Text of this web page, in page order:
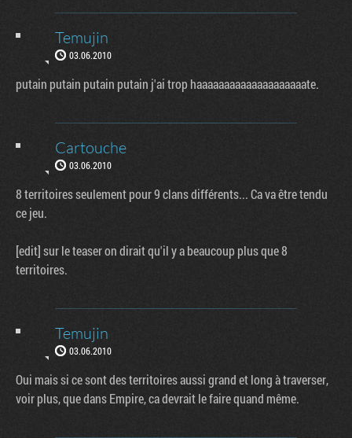
Temujin
03.06.2010
putain putain putain putain j'ai trop haaaaaaaaaaaaaaaaaaaate.
Cartouche
03.06.2010
8 territoires seulement pour 9 clans différents... Ca va être tendu
ce jeu.
[edit] sur le teaser on dirait qu'il y a beaucoup plus que 8
territoires.
Temujin
03.06.2010
Oui mais si ce sont des territoires aussi grand et long à traverser,
voir plus, que dans Empire, ca devrait le faire quand même.